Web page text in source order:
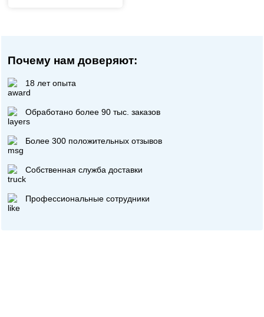
Почему нам доверяют:
18 лет опыта
Обработано более 90 тыс. заказов
Более 300 положительных отзывов
Собственная служба доставки
Профессиональные сотрудники